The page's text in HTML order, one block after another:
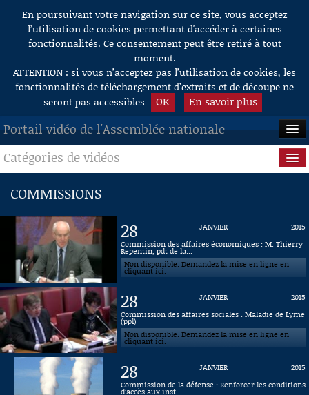
Aller au contenu
En poursuivant votre navigation sur ce site, vous acceptez
l’utilisation de cookies permettant d'accéder à certaines
fonctionnalités. Ce consentement peut être retiré à tout
moment.
ATTENTION : si vous n’acceptez pas l’utilisation de cookies, les
fonctionnalités de téléchargement d’extraits et de découpe ne
seront pas accessibles
OK En savoir plus
Portail vidéo de l'Assemblée nationale
ACCUEIL
EN DIRECT
À LA DEMANDE
RECHERCHE
AIDE À LA DÉCOUPE
DE VIDÉOS
Catégories de vidéos
Questions au Gouvernement
Commissions
Présidence
Évènements
Connaissance, Histoire
COMMISSIONS
28 JANVIER
2015
Commission des affaires économiques : M. Thierry
Repentin, pdt de la...
Non disponible. Demandez la mise en ligne en
cliquant ici.
28 JANVIER
2015
Commission des affaires sociales : Maladie de Lyme
(ppl)
Non disponible. Demandez la mise en ligne en
cliquant ici.
28 JANVIER
2015
Commission de la défense : Renforcer les conditions
d’accès aux inst...